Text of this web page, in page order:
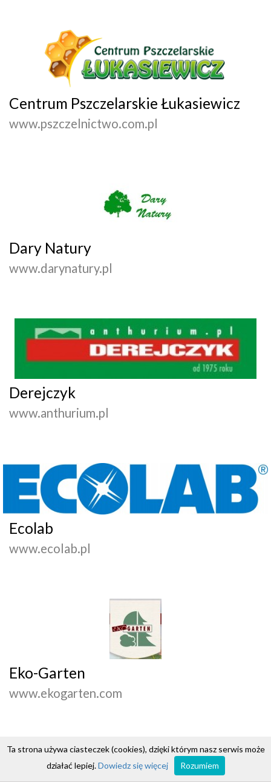
Centrum Pszczelarskie Łukasiewicz
www.pszczelnictwo.com.pl
Dary Natury
www.darynatury.pl
Derejczyk
www.anthurium.pl
Ecolab
www.ecolab.pl
Eko-Garten
www.ekogarten.com
Ta strona używa ciasteczek (cookies), dzięki którym nasz serwis może
działać lepiej.Dowiedz się więcej Rozumiem